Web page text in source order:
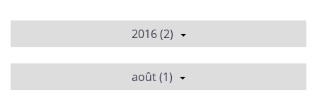
2016 (2)
août (1)